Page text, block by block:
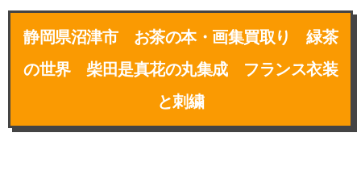
静岡県沼津市 お茶の本・画集買取り 緑茶
の世界 柴田是真花の丸集成 フランス衣装
と刺繍